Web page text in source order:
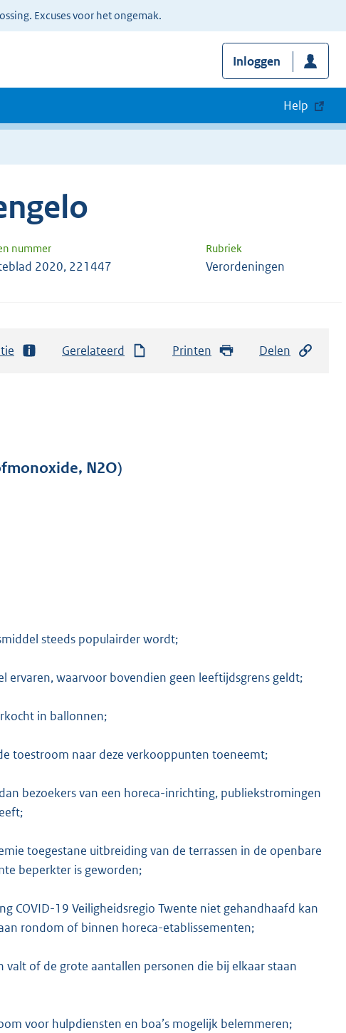
Excuses voor het ongemak.
Inloggen
Help
nummer Rubriek
2020, 221447 Verordeningen
Gerelateerd Printen Delen
N2O)
steeds populairder wordt;
ervaren, waarvoor bovendien geen leeftijdsgrens geldt;
in ballonnen;
toestroom naar deze verkooppunten toeneemt;
bezoekers van een horeca-inrichting, publiekstromingen
toegestane uitbreiding van de terrassen in de openbare
beperkter is geworden;
COVID-19 Veiligheidsregio Twente niet gehandhaafd kan
rondom of binnen horeca-etablissementen;
of de grote aantallen personen die bij elkaar staan
voor hulpdiensten en boa’s mogelijk belemmeren;